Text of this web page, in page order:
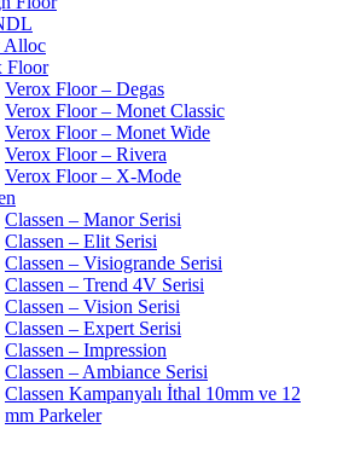
Alloc
Floor
Verox Floor – Degas
Verox Floor – Monet Classic
Verox Floor – Monet Wide
Verox Floor – Rivera
Verox Floor – X-Mode
Classen – Manor Serisi
Classen – Elit Serisi
Classen – Visiogrande Serisi
Classen – Trend 4V Serisi
Classen – Vision Serisi
Classen – Expert Serisi
Classen – Impression
Classen – Ambiance Serisi
Classen Kampanyalı İthal 10mm ve 12
mm Parkeler